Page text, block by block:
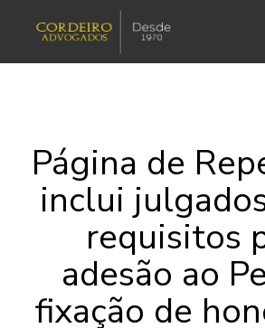
Página de
inclui
requisitos
adesão ao
fixação de